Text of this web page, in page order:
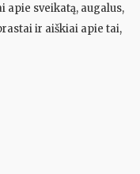
sveikatą, augalus,
ir aiškiai apie tai,